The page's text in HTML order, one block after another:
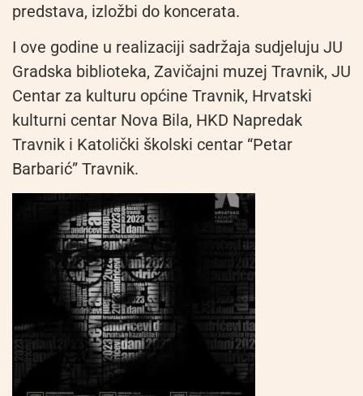
predstava, izložbi do koncerata.
I ove godine u realizaciji sadržaja sudjeluju JU
Gradska biblioteka, Zavičajni muzej Travnik, JU
Centar za kulturu općine Travnik, Hrvatski
kulturni centar Nova Bila, HKD Napredak
Travnik i Katolički školski centar “Petar
Barbarić” Travnik.